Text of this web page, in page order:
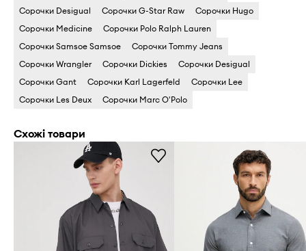
Сорочки Desigual
Сорочки G-Star Raw
Сорочки Hugo
Сорочки Medicine
Сорочки Polo Ralph Lauren
Сорочки Samsoe Samsoe
Сорочки Tommy Jeans
Сорочки Wrangler
Сорочки Dickies
Сорочки Desigual
Сорочки Gant
Сорочки Karl Lagerfeld
Сорочки Lee
Сорочки Les Deux
Сорочки Marc O'Polo
Схожі товари